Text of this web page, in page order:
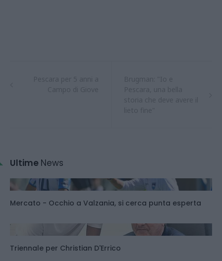
Ultime News
Mercato - Occhio a Valzania, si cerca punta esperta
Triennale per Christian D'Errico